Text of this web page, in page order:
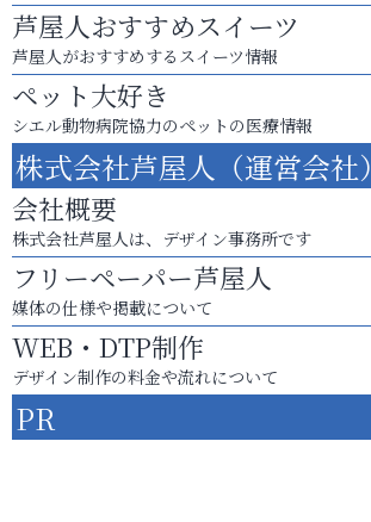
芦屋人おすすめスイーツ
芦屋人がおすすめするスイーツ情報
ペット大好き
シエル動物病院協力のペットの医療情報
株式会社芦屋人（運営会社）
会社概要
株式会社芦屋人は、デザイン事務所です
フリーペーパー芦屋人
媒体の仕様や掲載について
WEB・DTP制作
デザイン制作の料金や流れについて
PR